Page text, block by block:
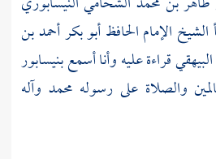
الشيخ الإمام الحافظأبو بكر أحمد بن
قراءة عليه وأنا أسمعبنيسابور
والصلاة على رسوله محمد وآله